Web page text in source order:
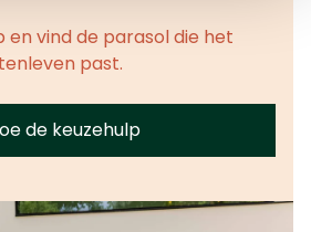
en vind de parasol die het
past.
de keuzehulp